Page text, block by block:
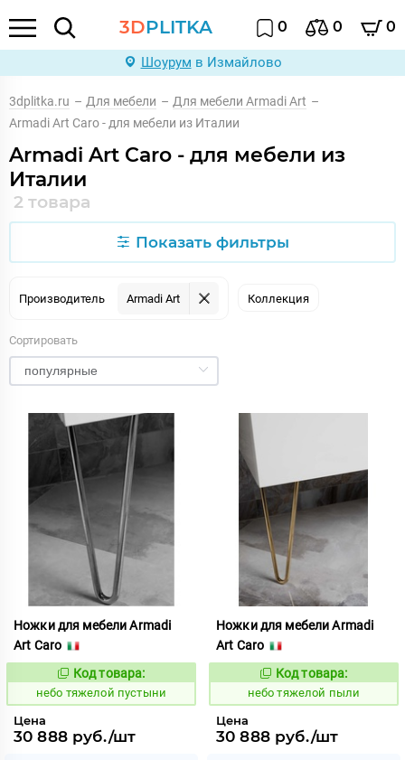
3DPLITKA 0 0 0
Шоурум в Измайлово
3dplitka.ru – Для мебели – Для мебели Armadi Art –
Armadi Art Caro - для мебели из Италии
Armadi Art Caro - для мебели из
Италии
2 товара
Показать фильтры
Производитель Armadi Art Коллекция
Сортировать
Ножки для мебели Armadi
Art Caro
Код:
1122825
Код товара:
небо тяжелой пустыни
Цена
30 888 руб./шт
Ножки для мебели Armadi
Art Caro
Код:
1122826
Код товара:
небо тяжелой пыли
Цена
30 888 руб./шт